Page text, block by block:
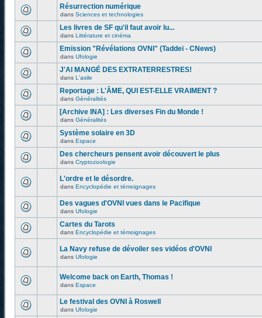
Résurrection numérique
dans Sciences et technologies
Les livres de SF qu'il faut avoir lu...
dans Littérature et cinéma
Emission "Révélations OVNI" (Taddeï - CNews)
dans Ufologie
J'AI MANGÉ DES EXTRATERRESTRES!
dans L'asile
Reportage : L'ÂME, QUI EST-ELLE VRAIMENT ?
dans Généralités
[Archive INA] : Les diverses Fin du Monde !
dans Généralités
Système solaire en 3D
dans Espace
Des chercheurs pensent avoir découvert le plus
dans Cryptozoologie
L'ordre et le désordre.
dans Encyclopédie et témoignages
Des vagues d'OVNI vues dans le Pacifique
dans Ufologie
Cartes du Tarots
dans Encyclopédie et témoignages
La Navy refuse de dévoiler ses vidéos d'OVNI
dans Ufologie
Welcome back on Earth, Thomas !
dans Espace
Le festival des OVNI à Roswell
dans Ufologie